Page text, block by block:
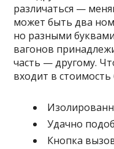
различаться —
может быть два
но разными
вагонов
часть — другому.
входит в стоимость
Удачно
Кнопка